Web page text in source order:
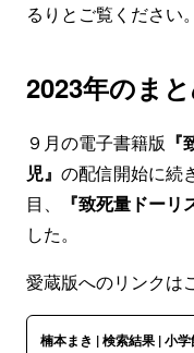
るりとご覧ください。
2023年のま
９月の電子書籍版
児』 の配信開始に続き
目、
『致死量ドーリ
した。
愛蔵版へのリンクは
楠本まき | 検索結果 | 小